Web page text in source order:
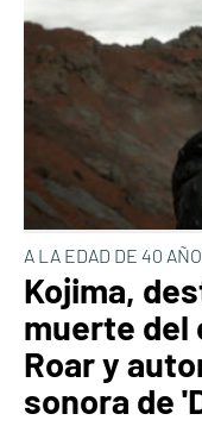
A LA EDAD DE 40
Kojima,
muerte del
Roar y
sonora de